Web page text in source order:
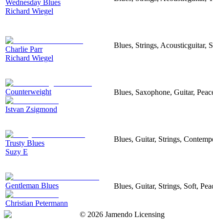
Wednesday Blues
Richard Wiegel
Charlie Parr
Richard Wiegel
Blues, Strings, Acousticguitar,
Counterweight
Istvan Zsigmond
Blues, Saxophone, Guitar,
Trusty Blues
Suzy E
Blues, Guitar, Strings,
Gentleman Blues
Christian Petermann
Blues, Guitar, Strings, Soft,
© 2026 Jamendo Licensing